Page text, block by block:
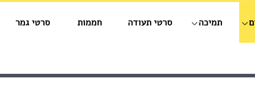
תמיכה סרטי תעודה חממות סרטי גמר